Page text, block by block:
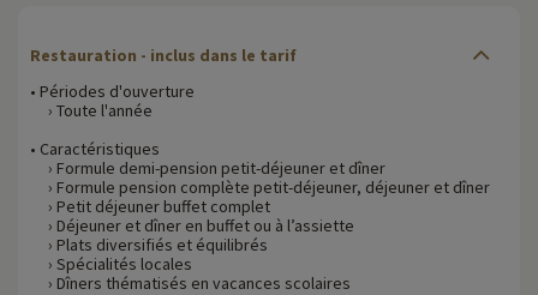
Restauration - inclus dans le tarif
• Périodes d'ouverture
› Toute l'année
• Caractéristiques
› Formule demi-pension petit-déjeuner et dîner
› Formule pension complète petit-déjeuner, déjeuner et dîner
› Petit déjeuner buffet complet
› Déjeuner et dîner en buffet ou à l’assiette
› Plats diversifiés et équilibrés
› Spécialités locales
› Dîners thématisés en vacances scolaires